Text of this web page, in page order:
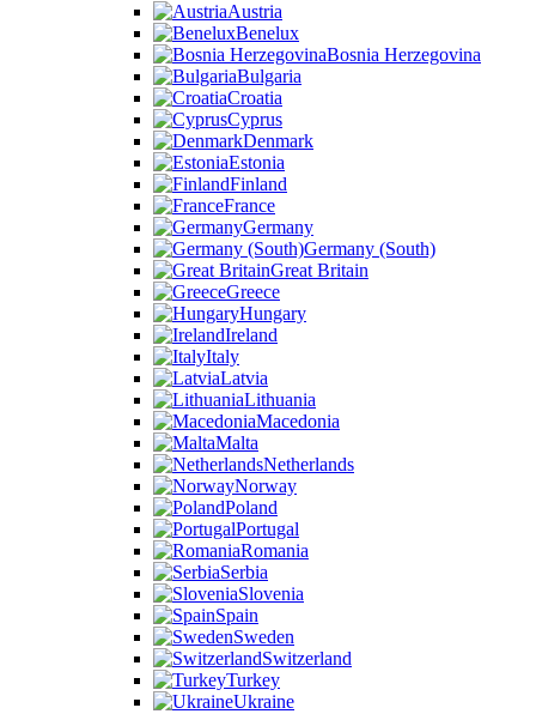
Austria
Benelux
Bosnia Herzegovina
Bulgaria
Croatia
Cyprus
Denmark
Estonia
Finland
France
Germany
Germany (South)
Great Britain
Greece
Hungary
Ireland
Italy
Latvia
Lithuania
Macedonia
Malta
Netherlands
Norway
Poland
Portugal
Romania
Serbia
Slovenia
Spain
Sweden
Switzerland
Turkey
Ukraine